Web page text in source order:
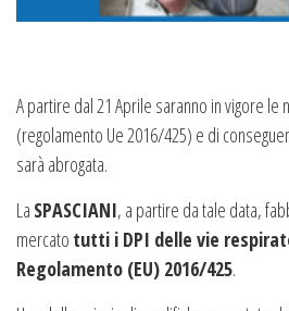
A partire dal 21 Aprile saranno in vigore
(regolamento Ue 2016/425) e di
sarà abrogata.
La SPASCIANI, a partire da tale data,
mercato tutti i DPI delle vie
Regolamento (EU) 2016/425.